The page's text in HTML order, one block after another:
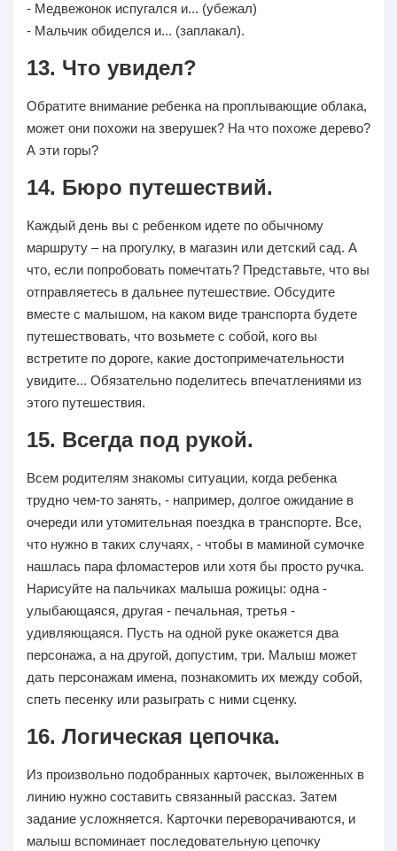
- Медвежонок испугался и... (убежал)
- Мальчик обиделся и... (заплакал).
13. Что увидел?
Обратите внимание ребенка на проплывающие облака,
может они похожи на зверушек? На что похоже дерево?
А эти горы?
14. Бюро путешествий.
Каждый день вы с ребенком идете по обычному
маршруту – на прогулку, в магазин или детский сад. А
что, если попробовать помечтать? Представьте, что вы
отправляетесь в дальнее путешествие. Обсудите
вместе с малышом, на каком виде транспорта будете
путешествовать, что возьмете с собой, кого вы
встретите по дороге, какие достопримечательности
увидите... Обязательно поделитесь впечатлениями из
этого путешествия.
15. Всегда под рукой.
Всем родителям знакомы ситуации, когда ребенка
трудно чем-то занять, - например, долгое ожидание в
очереди или утомительная поездка в транспорте. Все,
что нужно в таких случаях, - чтобы в маминой сумочке
нашлась пара фломастеров или хотя бы просто ручка.
Нарисуйте на пальчиках малыша рожицы: одна -
улыбающаяся, другая - печальная, третья -
удивляющаяся. Пусть на одной руке окажется два
персонажа, а на другой, допустим, три. Малыш может
дать персонажам имена, познакомить их между собой,
спеть песенку или разыграть с ними сценку.
16. Логическая цепочка.
Из произвольно подобранных карточек, выложенных в
линию нужно составить связанный рассказ. Затем
задание усложняется. Карточки переворачиваются, и
малыш вспоминает последовательную цепочку